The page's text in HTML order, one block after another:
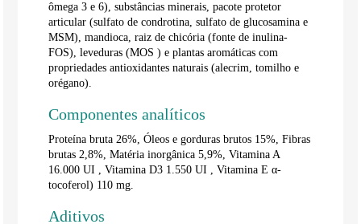
ômega 3 e 6), substâncias minerais, pacote protetor
articular (sulfato de condrotina, sulfato de glucosamina e
MSM), mandioca, raiz de chicória (fonte de inulina-
FOS), leveduras (MOS ) e plantas aromáticas com
propriedades antioxidantes naturais (alecrim, tomilho e
orégano).
Componentes analíticos
Proteína bruta 26%, Óleos e gorduras brutos 15%, Fibras
brutas 2,8%, Matéria inorgânica 5,9%, Vitamina A
16.000UI , Vitamina D3 1.550UI , Vitamina E α-
tocoferol) 110 mg.
Aditivos